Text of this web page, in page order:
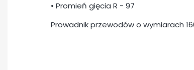
• Promień gięcia R - 97
Prowadnik przewodów o wymiarach